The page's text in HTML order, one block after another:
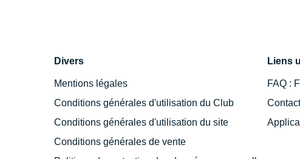
Divers
Mentions légales
Conditions générales d'utilisation du Club
Conditions générales d'utilisation du site
Conditions générales de vente
Liens
FAQ :